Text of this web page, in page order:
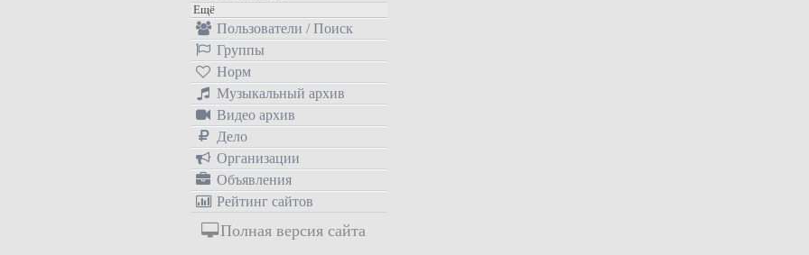
Ещё
Пользователи / Поиск
Группы
Норм
Музыкальный архив
Видео архив
Дело
Организации
Объявления
Рейтинг сайтов
Полная версия сайта